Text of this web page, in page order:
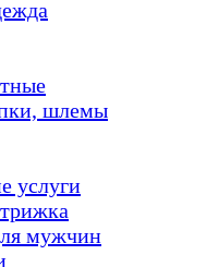
шлемы
услуги
мужчин